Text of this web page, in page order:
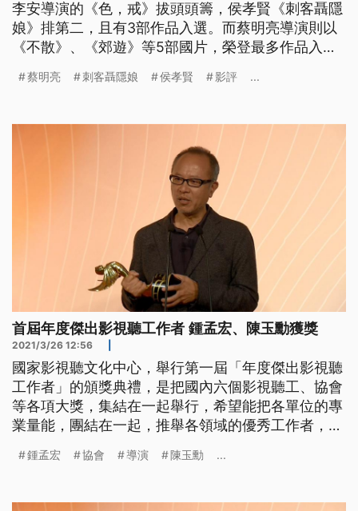
李安導演的《色，戒》拔頭頭籌，侯孝賢《刺客聶隱
娘》排第二，且有3部作品入選。而蔡明亮導演則以
《不散》、《郊遊》等5部國片，榮登最多作品入選
蔡明亮 刺客聶隱娘 侯孝賢 影評 ...
首屆年度傑出影視聽工作者 鍾孟宏、陳玉勳獲獎
2021/3/26 12:56
國家影視聽文化中心，舉行第一屆「年度傑出影視聽
工作者」的頒獎典禮，是把國內六個影視聽工、協會
等各項大獎，集結在一起舉行，希望能把各單位的專
業量能，團結在一起，推舉各領域的優秀工作者，讓
戰模式，打出更優質的台灣影視口碑。 「恭喜得獎
光普照》，代表台灣角逐奧斯卡獎入圍的導演鍾孟
鍾孟宏 協會 導演 陳玉勳 ...